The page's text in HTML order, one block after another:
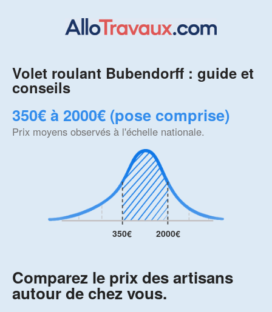
Volet roulant Bubendorff : guide et
conseils
350€ à 2000€ (pose comprise)
Prix moyens observés à l'échelle nationale.
350€ 2000€
Comparez le prix des artisans
autour de chez vous.